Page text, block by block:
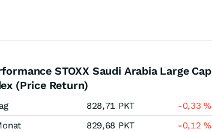
STOXX Saudi Arabia Large Cap
(Price Return)
828,71 PKT -0,33%
829,68 PKT -0,12%